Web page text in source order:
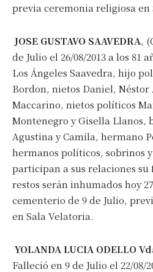
previa ceremonia religiosa en
JOSE GUSTAVO SAAVEDRA,
de Julio el 26/08/2013 a los 81
Los Ángeles Saavedra, hijo
Bordon, nietos Daniel, Néstor
Maccarino, nietos políticos
Montenegro y Gisella Llanos,
Agustina y Camila, hermano
hermanos políticos, sobrinos
participan a sus relaciones
restos serán inhumados hoy
cementerio de 9 de Julio,
en Sala Velatoria.
YOLANDA LUCIA ODELLO
Falleció en 9 de Julio el 22/08/